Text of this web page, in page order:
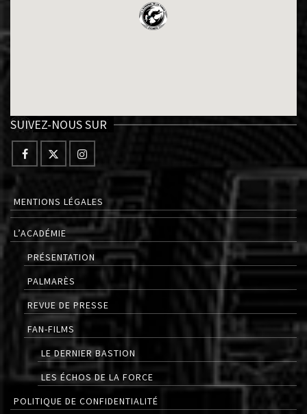
SUIVEZ-NOUS SUR
MENTIONS LÉGALES
L’ACADÉMIE
PRÉSENTATION
PALMARÈS
REVUE DE PRESSE
FAN-FILMS
LE DERNIER BASTION
LES ÉCHOS DE LA FORCE
POLITIQUE DE CONFIDENTIALITÉ